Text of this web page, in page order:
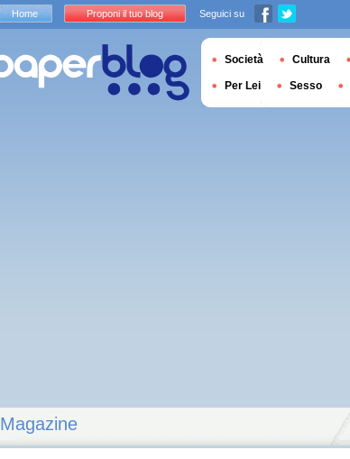
Magazine
Home Proponi il tuo blog Seguici su
Società Cultura
Per Lei Sesso